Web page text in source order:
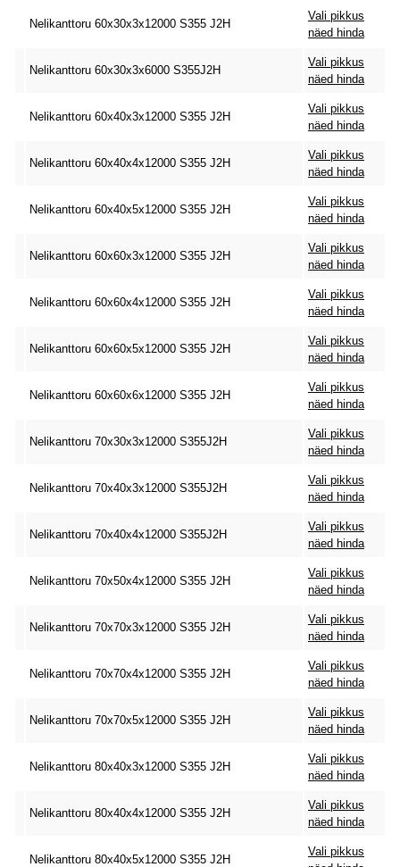
Nelikanttoru 60x30x3x12000 S355 J2H
Vali pikkus
näed hinda
Nelikanttoru 60x30x3x6000 S355J2H
Vali pikkus
näed hinda
Nelikanttoru 60x40x3x12000 S355 J2H
Vali pikkus
näed hinda
Nelikanttoru 60x40x4x12000 S355 J2H
Vali pikkus
näed hinda
Nelikanttoru 60x40x5x12000 S355 J2H
Vali pikkus
näed hinda
Nelikanttoru 60x60x3x12000 S355 J2H
Vali pikkus
näed hinda
Nelikanttoru 60x60x4x12000 S355 J2H
Vali pikkus
näed hinda
Nelikanttoru 60x60x5x12000 S355 J2H
Vali pikkus
näed hinda
Nelikanttoru 60x60x6x12000 S355 J2H
Vali pikkus
näed hinda
Nelikanttoru 70x30x3x12000 S355J2H
Vali pikkus
näed hinda
Nelikanttoru 70x40x3x12000 S355J2H
Vali pikkus
näed hinda
Nelikanttoru 70x40x4x12000 S355J2H
Vali pikkus
näed hinda
Nelikanttoru 70x50x4x12000 S355 J2H
Vali pikkus
näed hinda
Nelikanttoru 70x70x3x12000 S355 J2H
Vali pikkus
näed hinda
Nelikanttoru 70x70x4x12000 S355 J2H
Vali pikkus
näed hinda
Nelikanttoru 70x70x5x12000 S355 J2H
Vali pikkus
näed hinda
Nelikanttoru 80x40x3x12000 S355 J2H
Vali pikkus
näed hinda
Nelikanttoru 80x40x4x12000 S355 J2H
Vali pikkus
näed hinda
Nelikanttoru 80x40x5x12000 S355 J2H
Vali pikkus